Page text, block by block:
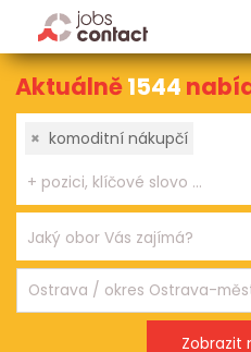
Aktuálně1544
× komoditní nákupčí